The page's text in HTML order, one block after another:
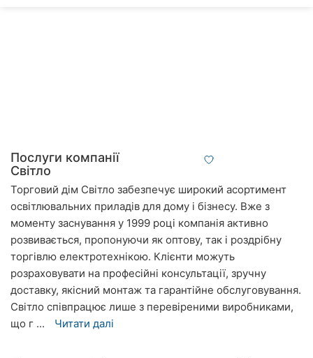
Всі
міста:
Вінниця
Житомир
Тернопіль
Хмельницький
Рівне
Послуги компанії
Світло
Торговий дім Світло забезпечує широкий асортимент
освітлювальних приладів для дому і бізнесу. Вже з
моменту заснування у 1999 році компанія активно
розвивається, пропонуючи як оптову, так і роздрібну
торгівлю електротехнікою. Клієнти можуть
розраховувати на професійні консультації, зручну
доставку, якісний монтаж та гарантійне обслуговування.
Світло співпрацює лише з перевіреними виробниками,
що г ...
Читати далі